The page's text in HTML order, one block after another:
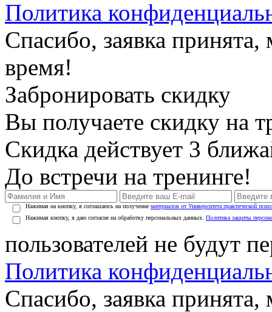
Политика
Спасибо, заявка
время!
Забронировать скидку
Вы получаете скидку на
Скидка действует 3
До встречи на тренинге!
Нажимая на кнопку, я соглашаюсь на получение материалов от Университета практической
Нажимая кнопку, я даю согласие на обработку персональных данных. Политика защиты
пользователей не будут
Политика
Спасибо, заявка